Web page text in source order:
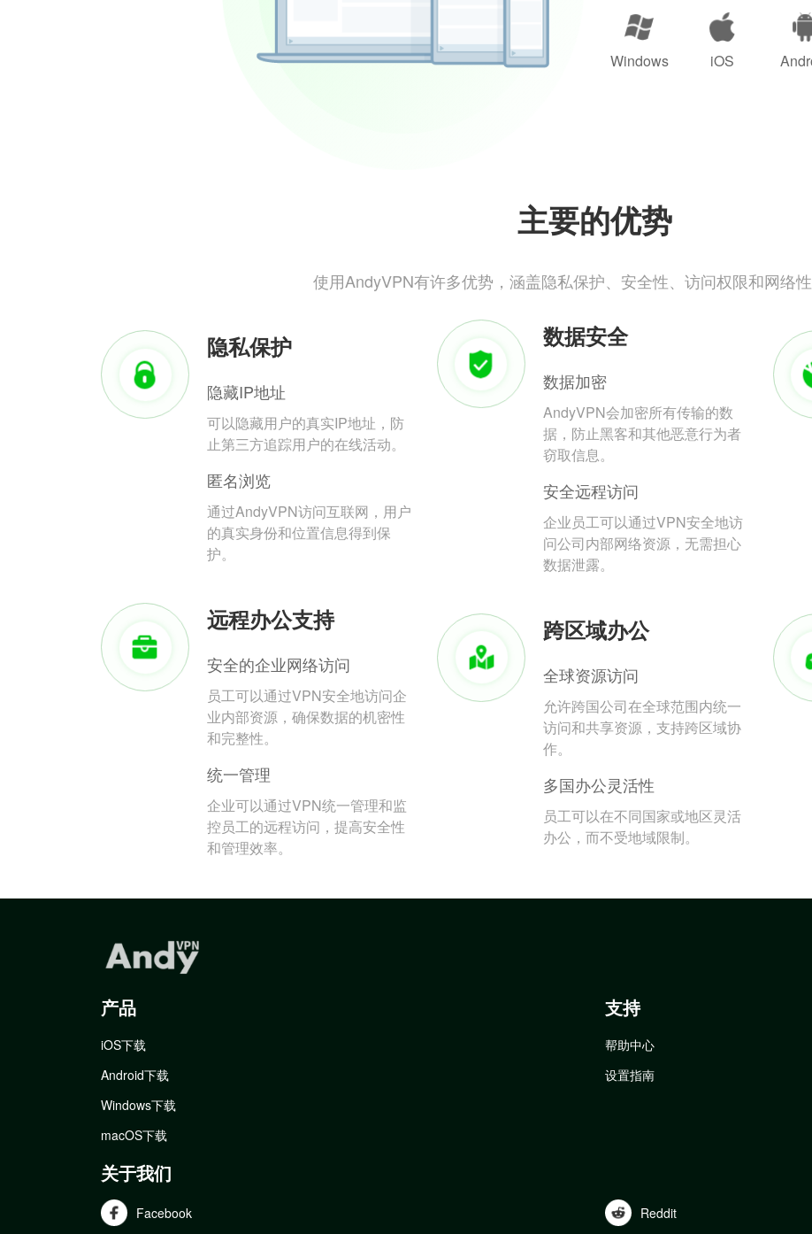
Windows iOS
主要的优势
使用AndyVPN有许多优势，涵盖隐私保护、安全性、访问权限和网络
隐私保护
隐藏IP地址
可以隐藏用户的真实IP地址，防
止第三方追踪用户的在线活动。
匿名浏览
通过AndyVPN访问互联网，用户
的真实身份和位置信息得到保
护。
数据安全
数据加密
AndyVPN会加密所有传输的数
据，防止黑客和其他恶意行为者
窃取信息。
安全远程访问
企业员工可以通过VPN安全地访
问公司内部网络资源，无需担心
数据泄露。
远程办公支持
安全的企业网络访问
员工可以通过VPN安全地访问企
业内部资源，确保数据的机密性
和完整性。
统一管理
企业可以通过VPN统一管理和监
控员工的远程访问，提高安全性
和管理效率。
跨区域办公
全球资源访问
允许跨国公司在全球范围内统一
访问和共享资源，支持跨区域协
作。
多国办公灵活性
员工可以在不同国家或地区灵活
办公，而不受地域限制。
产品
iOS下载
Android下载
Windows下载
macOS下载
支持
帮助中心
设置指南
关于我们
Facebook Reddit